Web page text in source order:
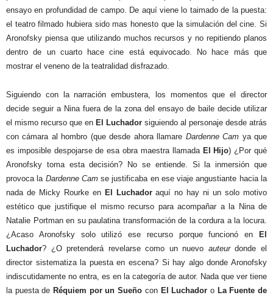
ensayo en profundidad de campo. De aquí viene lo taimado de la puesta:
el teatro filmado hubiera sido mas honesto que la simulación del cine. Si
Aronofsky piensa que utilizando muchos recursos y no repitiendo planos
dentro de un cuarto hace cine está equivocado. No hace más que
mostrar el veneno de la teatralidad disfrazado.
Siguiendo con la narración embustera, los momentos que el director
decide seguir a Nina fuera de la zona del ensayo de baile decide utilizar
el mismo recurso que en El Luchador siguiendo al personaje desde atrás
con cámara al hombro (que desde ahora llamare Dardenne Cam ya que
es imposible despojarse de esa obra maestra llamada El Hijo) ¿Por qué
Aronofsky toma esta decisión? No se entiende. Si la inmersión que
provoca la DardenneCamse justificaba en ese viaje angustiante hacia la
nada de Micky Rourke en El Luchadoraquí no hay ni un solo motivo
estético que justifique el mismo recurso para acompañar a la Nina de
Natalie Portman en su paulatina transformación de la cordura a la locura.
¿Acaso Aronofsky solo utilizó ese recurso porque funcionó en
El
Luchador? ¿O pretenderá revelarse como un nuevo auteurdonde el
director sistematiza la puesta en escena? Si hay algo donde Aronofsky
indiscutidamente no entra, es en la categoría de autor. Nada que ver tiene
la puesta de Réquiem por un Sueño con El Luchador o La Fuente de